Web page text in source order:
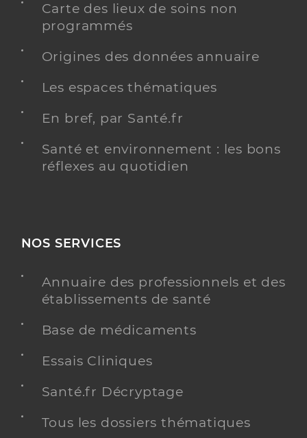
Carte des lieux de soins non
programmés
Origines des données annuaire
Les espaces thématiques
En bref, par Santé.fr
Santé et environnement : les bons
réflexes au quotidien
NOS SERVICES
Annuaire des professionnels et des
établissements de santé
Base de médicaments
Essais Cliniques
Santé.fr Décryptage
Tous les dossiers thématiques